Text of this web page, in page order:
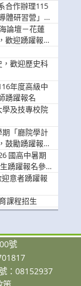
合作辦理115
體研習營」，
論壇－花蓮
歡迎踴躍報名
歡迎歷史科
年度高級中
踴躍報名
及技專校院
「廳院學計
鼓勵踴躍報名
國高中暑期
踴躍報名參
意者踴躍報
課程招生
號
：08152937